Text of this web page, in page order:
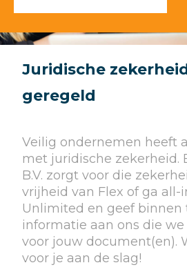
Juridische
geregeld
Veilig ondernemen heeft
met juridische zekerheid.
B.V. zorgt voor die
vrijheid van Flex of ga all-
Unlimited en geef
informatie aan ons die
voor jouw document(en).
voor je aan de slag!